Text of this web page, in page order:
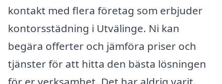
kontakt med flera företag som erbjuder
kontorsstädning i Utvälinge. Ni kan
begära offerter och jämföra priser och
tjänster för att hitta den bästa lösningen